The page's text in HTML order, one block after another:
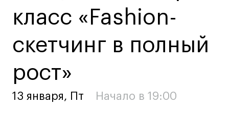
Дополнительное образование
Иллюстрация
Современное искусство
класс «‎Fashion-
скетчинг в полный
рост»‎‎
13 января, Пт Начало в 19:00